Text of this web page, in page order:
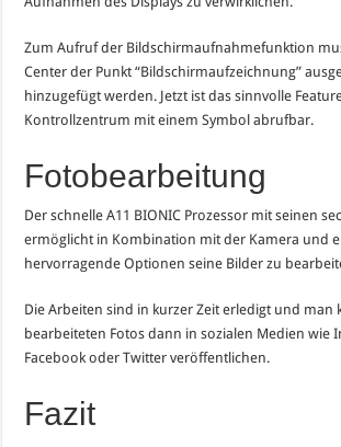
Zum Aufruf der Bildschirmaufnahmefunktion
Center der Punkt “Bildschirmaufzeichnung”
hinzugefügt werden. Jetzt ist das sinnvolle
Kontrollzentrum mit einem Symbol abrufbar.
Fotobearbeitung
Der schnelle A11 BIONIC Prozessor mit seinen
ermöglicht in Kombination mit der Kamera und
hervorragende Optionen seine Bilder zu
Die Arbeiten sind in kurzer Zeit erledigt und man
bearbeiteten Fotos dann in sozialen Medien wie
Facebook oder Twitter veröffentlichen.
Fazit